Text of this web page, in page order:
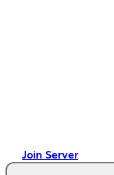
Join Server